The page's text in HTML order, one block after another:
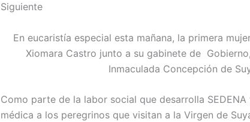
Siguiente
En eucaristía especial esta mañana, la primera
Xiomara Castro junto a su gabinete de
Inmaculada Concepción de
Como parte de la labor social que desarrolla SEDENA
médica a los peregrinos que visitan a la Virgen de